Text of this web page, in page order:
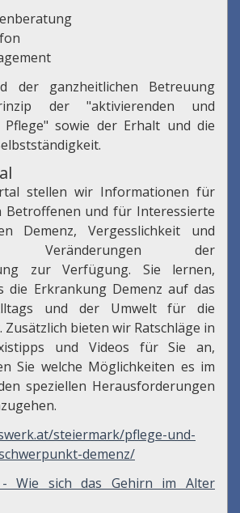
der ganzheitlichen Betreuung
der "aktivierenden und
Pflege" sowie der Erhalt und die
stellen wir Informationen für
Betroffenen und für Interessierte
Demenz, Vergesslichkeit und
Veränderungen der
zur Verfügung. Sie lernen,
die Erkrankung Demenz auf das
und der Umwelt für die
bieten wir Ratschläge in
und Videos für Sie an,
Sie welche Möglichkeiten es im
speziellen Herausforderungen
steiermark/pflege-und-
demenz/
- Wie sich das Gehirn im Alter